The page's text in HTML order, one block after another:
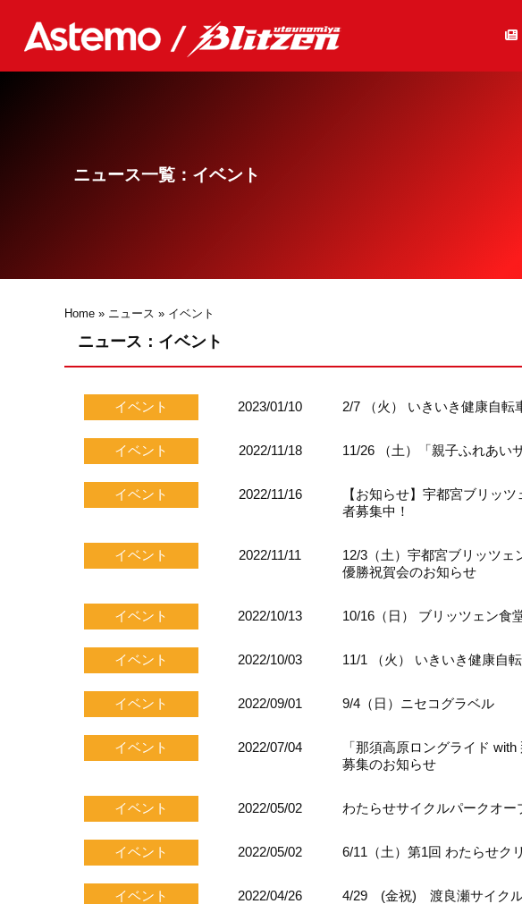
ニュース一覧：イベント
Home » ニュース » イベント
ニュース：イベント
イベント 2023/01/10 2/7 （火） いきいき健康自転
イベント 2022/11/18 11/26 （土）「親子ふれあい
イベント 2022/11/16
【お知らせ】宇都宮ブリッ
者募集中！
イベント 2022/11/11
12/3（土）宇都宮ブリッツェ
優勝祝賀会のお知らせ
イベント 2022/10/13 10/16（日） ブリッツェン食
イベント 2022/10/03 11/1 （火） いきいき健康自
イベント 2022/09/01 9/4（日）ニセコグラベル
イベント 2022/07/04
「那須高原ロングライド
募集のお知らせ
イベント 2022/05/02 わたらせサイクルパークオー
イベント 2022/05/02 6/11（土）第1回 わたらせク
イベント 2022/04/26
4/29 (金祝) 渡良瀬サイクル